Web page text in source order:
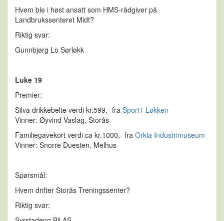
Hvem ble i høst ansatt som HMS-rådgiver på
Landbrukssenteret Midt?
Riktig svar:
Gunnbjørg Lo Sørløkk
Luke 19
Premier:
Silva drikkebelte verdi kr.599,- fra Sport1 Løkken
Vinner: Øyvind Vaslag, Storås
Familiegavekort verdi ca kr.1000,- fra Orkla Industrimuseum
Vinner: Snorre Duesten, Melhus
Spørsmål:
Hvem drifter Storås Treningssenter?
Riktig svar: